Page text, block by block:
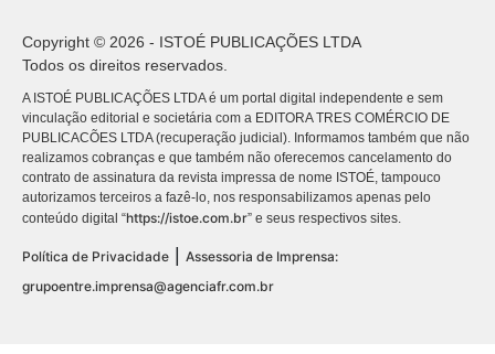
Copyright © 2026 - ISTOÉ PUBLICAÇÕES LTDA
Todos os direitos reservados.
A ISTOÉ PUBLICAÇÕES LTDA é um portal digital independente e sem
vinculação editorial e societária com a EDITORA TRES COMÉRCIO DE
PUBLICACÕES LTDA (recuperação judicial). Informamos também que não
realizamos cobranças e que também não oferecemos cancelamento do
contrato de assinatura da revista impressa de nome ISTOÉ, tampouco
autorizamos terceiros a fazê-lo, nos responsabilizamos apenas pelo
conteúdo digital “https://istoe.com.br” e seus respectivos sites.
Política de Privacidade
Assessoria de Imprensa:
grupoentre.imprensa@agenciafr.com.br